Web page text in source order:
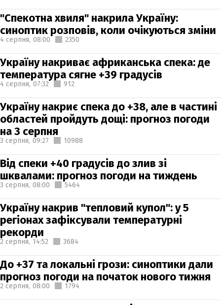
"Спекотна хвиля" накрила Україну:
синоптик розповів, коли очікуються зміни
4 серпня, 08:00 2350
Україну накриває африканська спека: де
температура сягне +39 градусів
4 серпня, 07:32 912
Україну накриє спека до +38, але в частині
областей пройдуть дощі: прогноз погоди
на 3 серпня
3 серпня, 09:27 10988
Від спеки +40 градусів до злив зі
шквалами: прогноз погоди на тиждень
3 серпня, 08:00 5464
Україну накрив "тепловий купол": у 5
регіонах зафіксували температурні
рекорди
2 серпня, 14:52 3684
До +37 та локальні грози: синоптики дали
прогноз погоди на початок нового тижня
2 серпня, 08:00 1794